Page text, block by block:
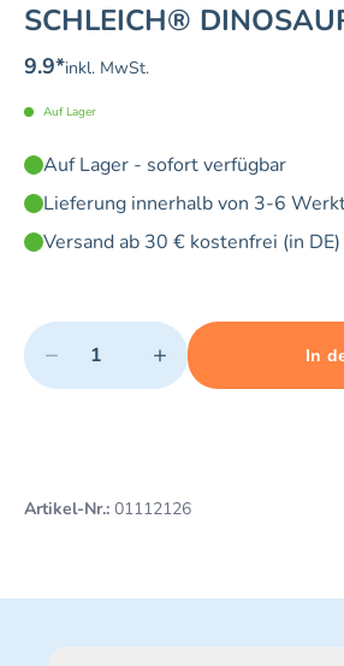
SCHLEICH®
9.9*inkl. MwSt.
Auf Lager
Auf Lager - sofort verfügbar
Lieferung innerhalb von 3-6
Versand ab 30 € kostenfrei (in DE)
Quantity
− +
Minimum quantity: 1 Maximum In
Add 1 item to cart
Artikel-Nr.: 01112126